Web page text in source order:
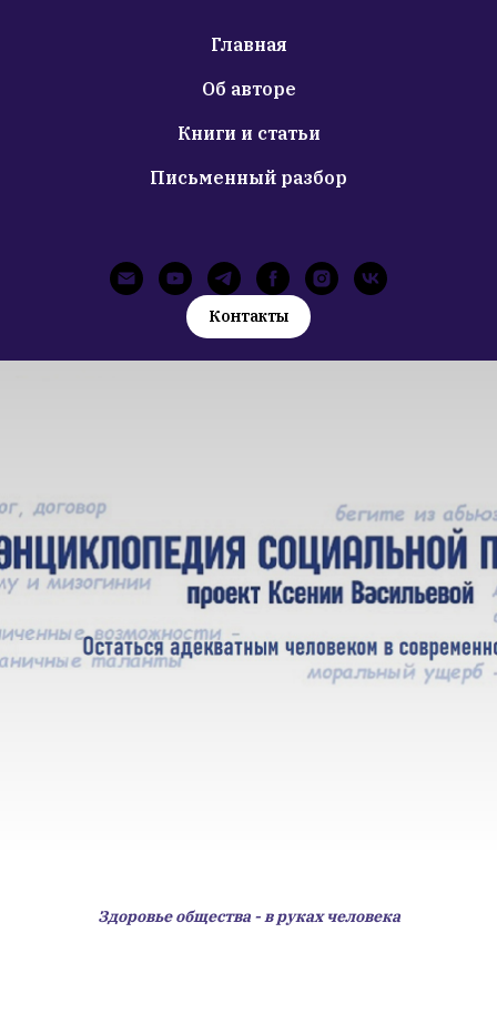
Главная
Об авторе
Книги и статьи
Письменный разбор
Контакты
Здоровье общества - в руках человека